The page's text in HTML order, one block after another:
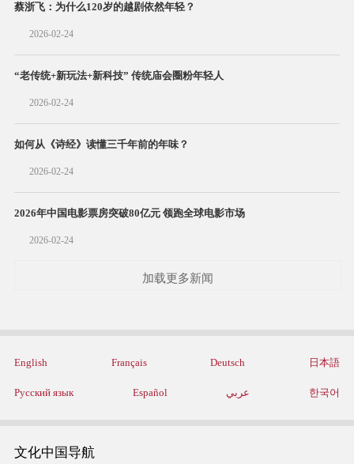
蔡浙飞：为什么120岁的越剧依然年轻？
2026-02-24
“老传统+新玩法+新科技” 传统庙会圈粉年轻人
2026-02-24
如何从《诗经》读懂三千年前的年味？
2026-02-24
2026年中国电影票房突破80亿元 领跑全球电影市场
2026-02-24
加载更多新闻
English Français Deutsch 日本語
Русский язык Español عربي 한국어
文化中国导航